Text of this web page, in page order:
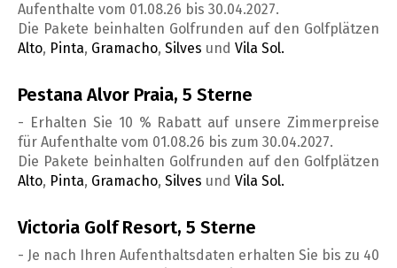
Aufenthalte vom 01.08.26 bis 30.04.2027.
Die Pakete beinhalten Golfrunden auf den Golfplätzen
Alto, Pinta, Gramacho, Silves und Vila Sol.
Pestana Alvor Praia, 5 Sterne
- Erhalten Sie 10 % Rabatt auf unsere Zimmerpreise
für Aufenthalte vom 01.08.26 bis zum 30.04.2027.
Die Pakete beinhalten Golfrunden auf den Golfplätzen
Alto, Pinta, Gramacho, Silves und Vila Sol.
Victoria Golf Resort, 5 Sterne
- Je nach Ihren Aufenthaltsdaten erhalten Sie bis zu 40